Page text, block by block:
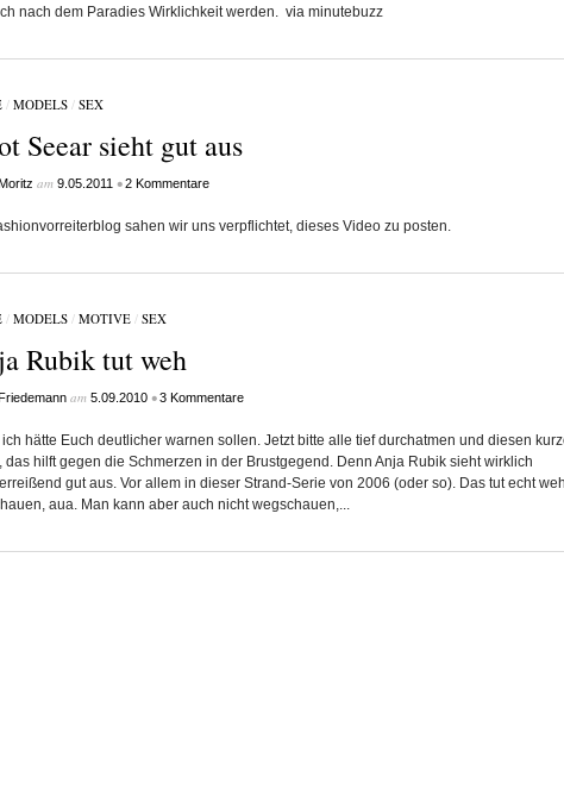
nach dem Paradies Wirklichkeit werden. via minutebuzz
/ MODELS/ SEX
Seear sieht gut aus
am 9.05.2011 •2 Kommentare
sahen wir uns verpflichtet, dieses Video zu posten.
/ MODELS/ MOTIVE/ SEX
Rubik tut weh
am 5.09.2010 •3 Kommentare
ich hätte Euch deutlicher warnen sollen. Jetzt bitte alle tief durchatmen und diesen
das hilft gegen die Schmerzen in der Brustgegend. Denn Anja Rubik sieht wirklich
gut aus. Vor allem in dieser Strand-Serie von 2006 (oder so). Das tut echt
aua. Man kann aber auch nicht wegschauen,...